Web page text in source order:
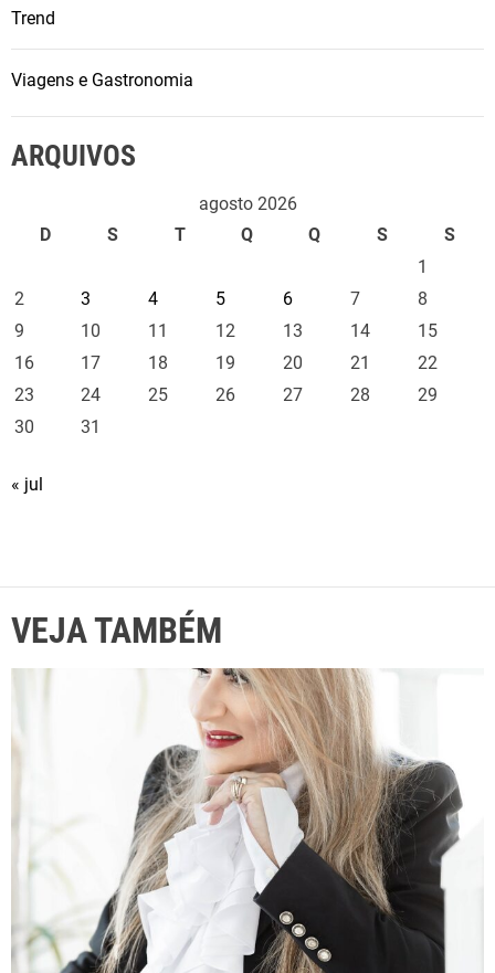
Trend
Viagens e Gastronomia
ARQUIVOS
agosto 2026
D
S T Q Q S
S
1
2
3 4 5 6 7
8
9
10 11 12 13 14
15
16
17 18 19 20 21
22
23
24 25 26 27 28
29
30
31
« jul
VEJA TAMBÉM